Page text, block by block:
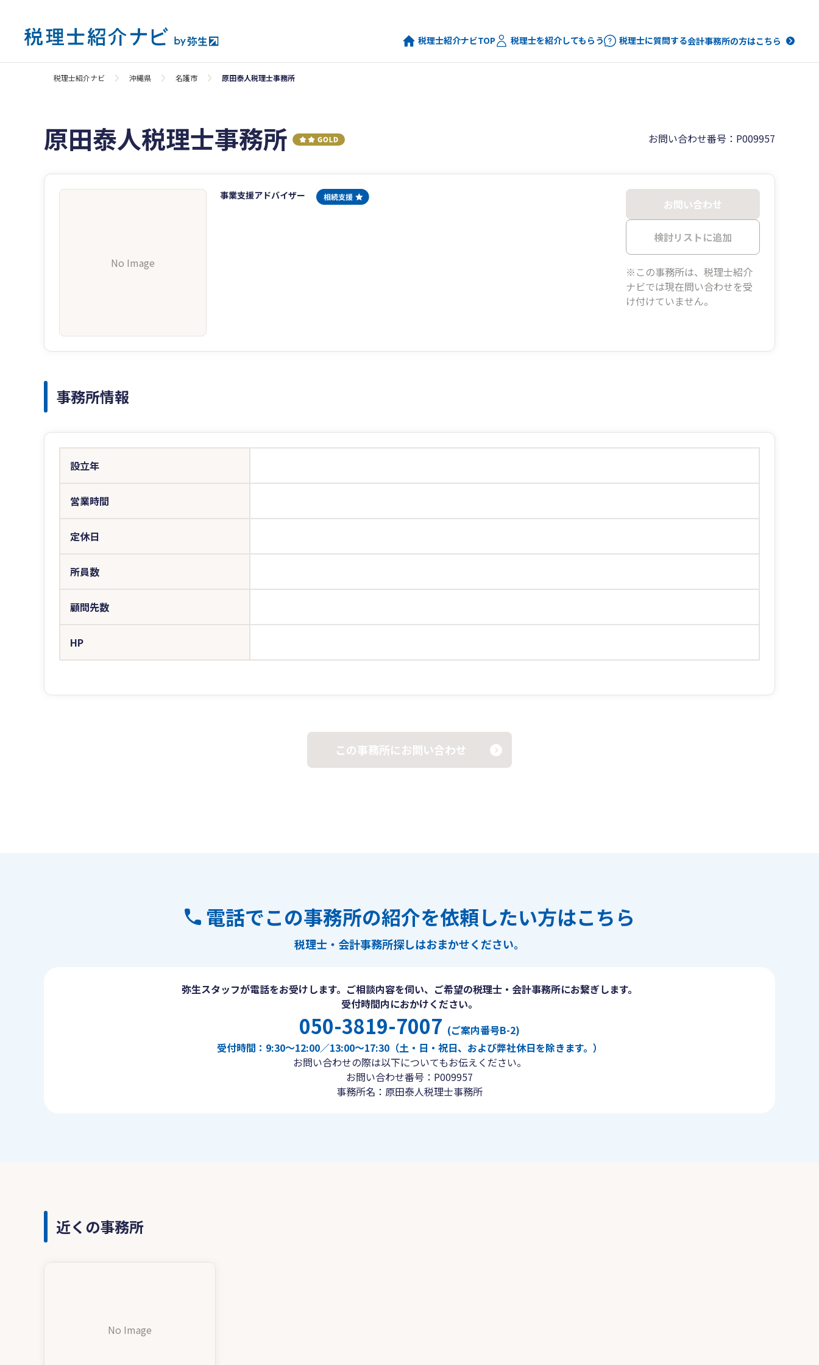
税理士紹介ナビTOP 税理士を紹介してもらう 税理士に質問する会計事務所の方はこちら
税理士紹介ナビ 沖縄県 名護市 原田泰人税理士事務所
原田泰人税理士事務所 お問い合わせ番号：P009957
No Image
事業支援アドバイザー
お問い合わせ
検討リストに追加
※この事務所は、税理士紹介
ナビでは現在問い合わせを受
け付けていません。
事務所情報
設立年
営業時間
定休日
所員数
顧問先数
HP
この事務所にお問い合わせ
電話でこの事務所の紹介を依頼したい方はこちら
税理士・会計事務所探しはおまかせください。
弥生スタッフが電話をお受けします。ご相談内容を伺い、ご希望の税理士・会計事務所にお繋ぎします。
受付時間内におかけください。
050-3819-7007 (ご案内番号B-2)
受付時間：9:30〜12:00／13:00〜17:30（土・日・祝日、および弊社休日を除きます。）
お問い合わせの際は以下についてもお伝えください。
お問い合わせ番号：P009957
事務所名：原田泰人税理士事務所
近くの事務所
No Image